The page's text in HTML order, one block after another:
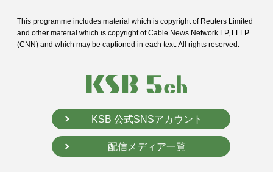
This programme includes material which is copyright of Reuters Limited
and other material which is copyright of Cable News Network LP, LLLP
(CNN) and which may be captioned in each text. All rights reserved.
KSB 公式SNSアカウント
配信メディア一覧